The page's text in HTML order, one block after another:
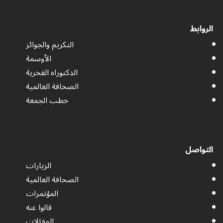
الروابط
التكريم والجوائز
الأوسمة
الدكتوراه الفخرية
الصحافة العالمية
خطب الجمعة
التواصل
الزيارات
الصحافة العالمية
المؤتمرات
قالوا عنه